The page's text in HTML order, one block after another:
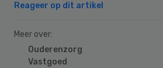
Reageer op dit artikel
Meer over:
Ouderenzorg
Vastgoed